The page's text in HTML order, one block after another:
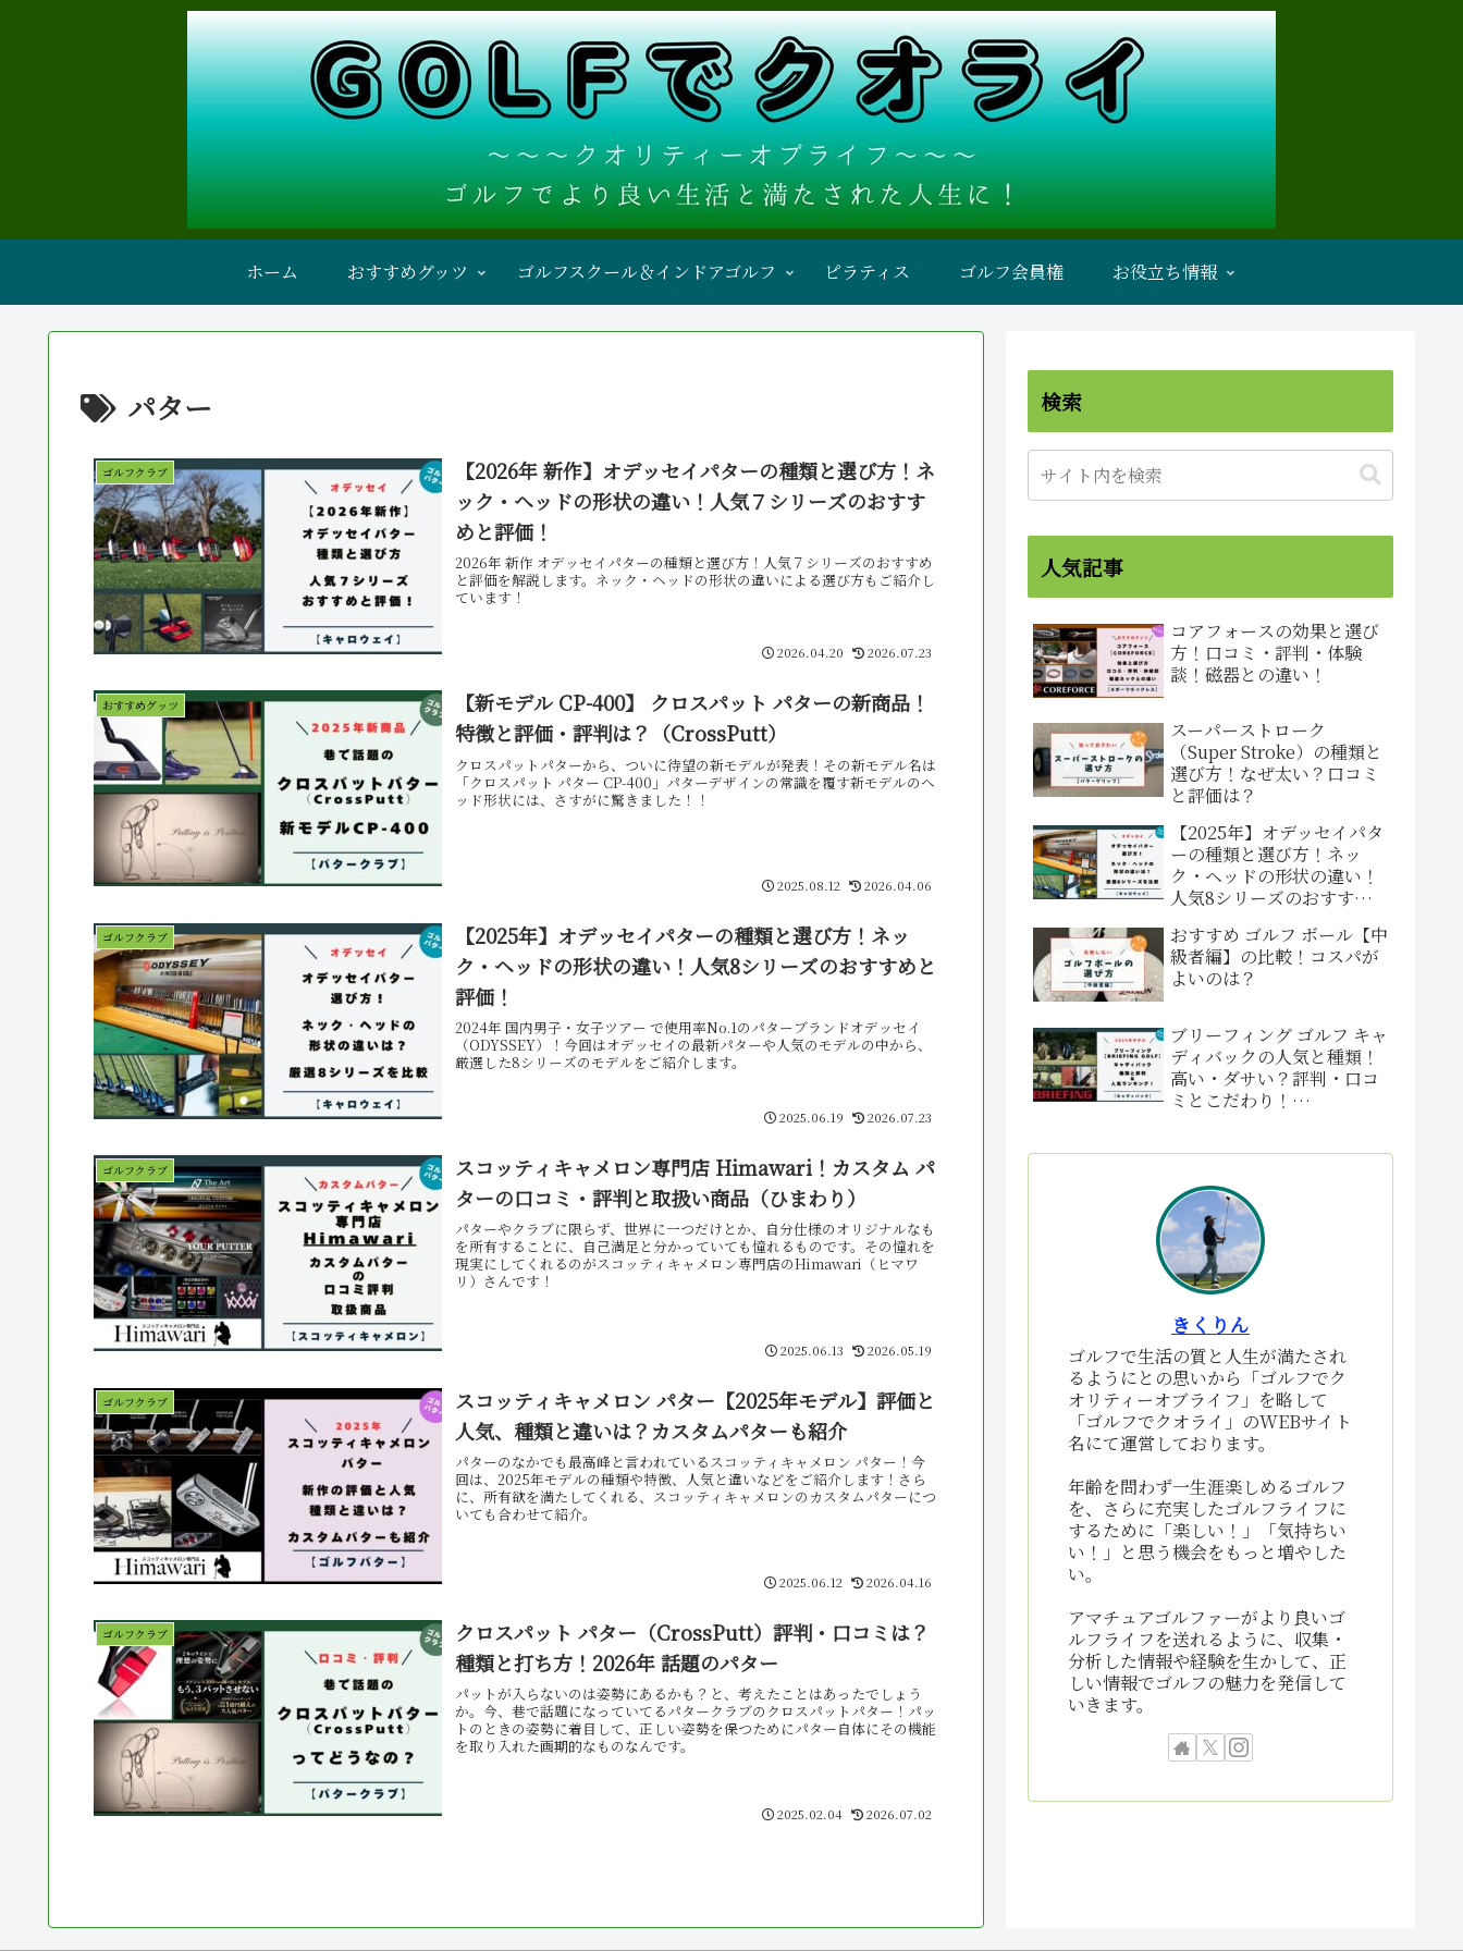
ホーム おすすめグッツ ゴルフスクール＆インドアゴルフ ピラティス ゴルフ会員権 お役立ち情報
パター
ゴルフクラブ
【2026年 新作】オデッセイパターの種類と選び方！ネ
ック・ヘッドの形状の違い！人気７シリーズのおすす
めと評価！
2026年 新作 オデッセイパターの種類と選び方！人気７シリーズのおすすめ
と評価を解説します。ネック・ヘッドの形状の違いによる選び方もご紹介し
ています！
2026.04.20 2026.07.23
おすすめグッツ
【新モデル CP-400】 クロスパット パターの新商品！
特徴と評価・評判は？（CrossPutt）
クロスパットパターから、ついに待望の新モデルが発表！その新モデル名は
「クロスパット パター CP-400」パターデザインの常識を覆す新モデルのヘ
ッド形状には、さすがに驚きました！！
2025.08.12 2026.04.06
ゴルフクラブ
【2025年】オデッセイパターの種類と選び方！ネッ
ク・ヘッドの形状の違い！人気8シリーズのおすすめと
評価！
2024年 国内男子・女子ツアー で使用率No.1のパターブランドオデッセイ
（ODYSSEY）！今回はオデッセイの最新パターや人気のモデルの中から、
厳選した8シリーズのモデルをご紹介します。
2025.06.19 2026.07.23
ゴルフクラブ
スコッティキャメロン専門店 Himawari！カスタム パ
ターの口コミ・評判と取扱い商品（ひまわり）
パターやクラブに限らず、世界に一つだけとか、自分仕様のオリジナルなも
を所有することに、自己満足と分かっていても憧れるものです。その憧れを
現実にしてくれるのがスコッティキャメロン専門店のHimawari（ヒマワ
リ）さんです！
2025.06.13 2026.05.19
ゴルフクラブ
スコッティキャメロン パター【2025年モデル】評価と
人気、種類と違いは？カスタムパターも紹介
パターのなかでも最高峰と言われているスコッティキャメロン パター！今
回は、2025年モデルの種類や特徴、人気と違いなどをご紹介します！さら
に、所有欲を満たしてくれる、スコッティキャメロンのカスタムパターにつ
いても合わせて紹介。
2025.06.12 2026.04.16
ゴルフクラブ
クロスパット パター（CrossPutt）評判・口コミは？
種類と打ち方！2026年 話題のパター
パットが入らないのは姿勢にあるかも？と、考えたことはあったでしょう
か。今、巷で話題になっていてるパタークラブのクロスパットパター！パッ
トのときの姿勢に着目して、正しい姿勢を保つためにパター自体にその機能
を取り入れた画期的なものなんです。
2025.02.04 2026.07.02
検索
人気記事
コアフォースの効果と選び
方！口コミ・評判・体験
談！磁器との違い！
スーパーストローク
（Super Stroke）の種類と
選び方！なぜ太い？口コミ
と評価は？
【2025年】オデッセイパタ
ーの種類と選び方！ネッ
ク・ヘッドの形状の違い！
人気8シリーズのおすすめ
おすすめ ゴルフ ボール【中
級者編】の比較！コスパが
よいのは？
ブリーフィング ゴルフ キャ
ディバックの人気と種類！
高い・ダサい？評判・口コ
ミとこだわり！
きくりん
ゴルフで生活の質と人生が満たされ
るようにとの思いから「ゴルフでク
オリティーオブライフ」を略して
「ゴルフでクオライ」のWEBサイト
名にて運営しております。
年齢を問わず一生涯楽しめるゴルフ
を、さらに充実したゴルフライフに
するために「楽しい！」「気持ちい
い！」と思う機会をもっと増やした
い。
アマチュアゴルファーがより良いゴ
ルフライフを送れるように、収集・
分析した情報や経験を生かして、正
しい情報でゴルフの魅力を発信して
いきます。